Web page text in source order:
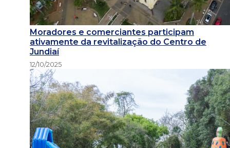
Moradores e comerciantes participam
ativamente da revitalização do Centro de
Jundiaí
12/10/2025